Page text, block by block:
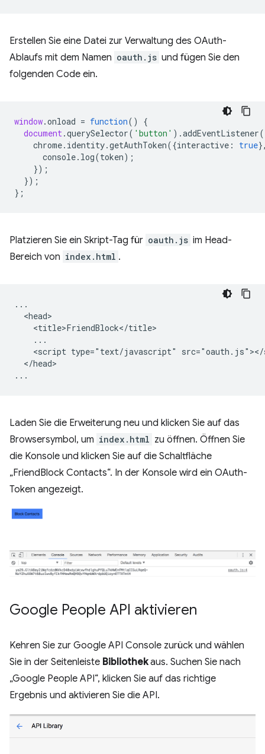
Erstellen Sie eine Datei zur Verwaltung des OAuth-
Ablaufs mit dem Namen oauth.js und fügen Sie den
folgenden Code ein.
window.onload = function()
{
document.querySelector( 'button' ).addEventListener(
chrome. identity.getAuthToken({interactive : true
console. log(token);
});
});
};
Platzieren Sie ein Skript-Tag für oauth.js im Head-
Bereich von index.html .
...
  <head>
    <title>FriendBlock</title>
    ...
<script type="text/javascript"
  </head>
Laden Sie die Erweiterung neu und klicken Sie auf das
Browsersymbol, um index.html zu öffnen. Öffnen Sie
die Konsole und klicken Sie auf die Schaltfläche
„FriendBlock Contacts“. In der Konsole wird ein OAuth-
Token angezeigt.
Google People API aktivieren
Kehren Sie zur Google API Console zurück und wählen
Sie in der Seitenleiste Bibliothekaus. Suchen Sie nach
„Google People API“, klicken Sie auf das richtige
Ergebnis und aktivieren Sie die API.